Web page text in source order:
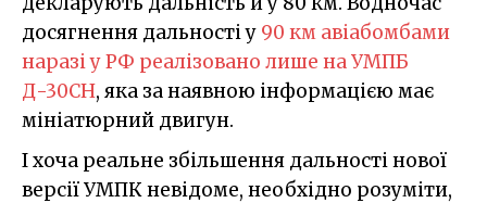
досягнення дальності у 90 км авіабомбами
наразі у РФ реалізовано лише на УМПБ
Д-30СН, яка за наявною інформацією має
мініатюрний двигун.
І хоча реальне збільшення дальності нової
версії УМПК невідоме, необхідно розуміти,